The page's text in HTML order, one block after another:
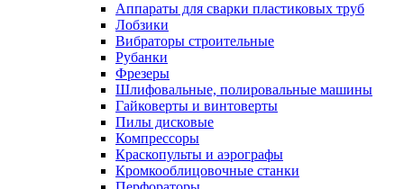
Аппараты для сварки пластиковых труб
Лобзики
Вибраторы строительные
Рубанки
Фрезеры
Шлифовальные, полировальные машины
Гайковерты и винтоверты
Пилы дисковые
Компрессоры
Краскопульты и аэрографы
Кромкооблицовочные станки